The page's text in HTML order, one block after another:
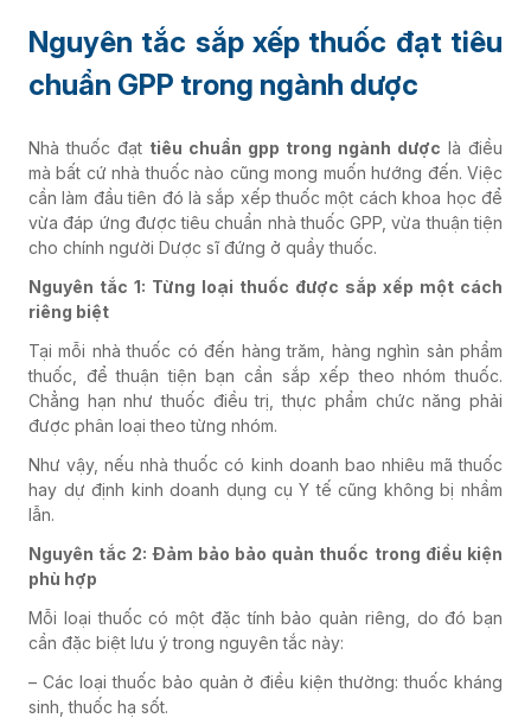
Nguyên tắc sắp xếp thuốc đạt tiêu
chuẩn GPP trong ngành dược
Nhà thuốc đạt tiêu chuẩn gpp trong ngành dược là điều
mà bất cứ nhà thuốc nào cũng mong muốn hướng đến. Việc
cần làm đầu tiên đó là sắp xếp thuốc một cách khoa học để
vừa đáp ứng được tiêu chuẩn nhà thuốc GPP, vừa thuận tiện
cho chính người Dược sĩ đứng ở quầy thuốc.
Nguyên tắc 1: Từng loại thuốc được sắp xếp một cách
riêng biệt
Tại mỗi nhà thuốc có đến hàng trăm, hàng nghìn sản phẩm
thuốc, để thuận tiện bạn cần sắp xếp theo nhóm thuốc.
Chẳng hạn như thuốc điều trị, thực phẩm chức năng phải
được phân loại theo từng nhóm.
Như vậy, nếu nhà thuốc có kinh doanh bao nhiêu mã thuốc
hay dự định kinh doanh dụng cụ Y tế cũng không bị nhầm
lẫn.
Nguyên tắc 2: Đảm bảo bảo quản thuốc trong điều kiện
phù hợp
Mỗi loại thuốc có một đặc tính bảo quản riêng, do đó bạn
cần đặc biệt lưu ý trong nguyên tắc này:
– Các loại thuốc bảo quản ở điều kiện thường: thuốc kháng
sinh, thuốc hạ sốt.